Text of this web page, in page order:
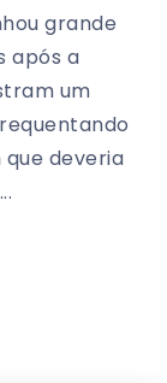
grande
após a
um
deveria